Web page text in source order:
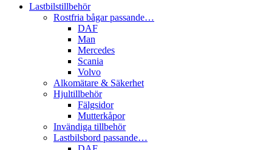
Lastbilstillbehör
Rostfria bågar passande…
DAF
Man
Mercedes
Scania
Volvo
Alkomätare & Säkerhet
Hjultillbehör
Fälgsidor
Mutterkåpor
Invändiga tillbehör
Lastbilsbord passande…